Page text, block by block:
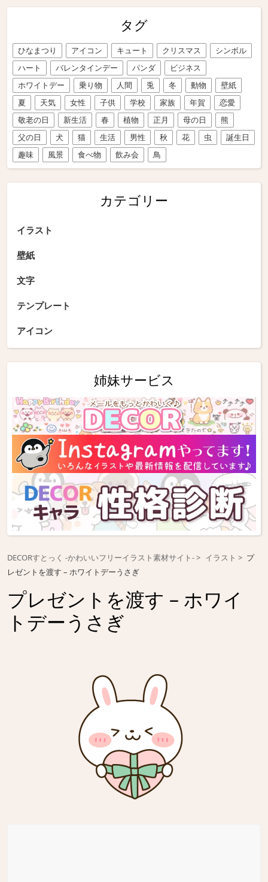
タグ
ひなまつり アイコン キュート クリスマス
シンボル
ハート
バレンタインデー パンダ
ビジネス
ホワイトデー
乗り物 人間 兎 冬 動物
壁紙
夏
天気 女性 子供 学校 家族 年賀
恋愛
敬老の日
新生活 春 植物 正月 母の日
熊
父の日
犬 猫 生活 男性 秋 花 虫
誕生日
趣味
風景 食べ物 飲み会 鳥
カテゴリー
イラスト
壁紙
文字
テンプレート
アイコン
姉妹サービス
DECORすとっく -かわいいフリーイラスト素材サイト- イラスト
プ
レゼントを渡す – ホワイトデーうさぎ
プレゼントを渡す – ホワイ
トデーうさぎ